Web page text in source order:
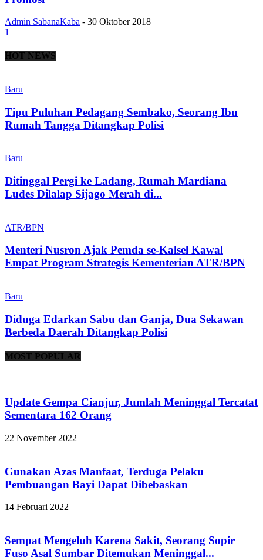
Admin SabanaKaba - 30 Oktober 2018
1
HOT NEWS
Baru
Tipu Puluhan Pedagang Sembako, Seorang Ibu
Rumah Tangga Ditangkap Polisi
Baru
Ditinggal Pergi ke Ladang, Rumah Mardiana
Ludes Dilalap Sijago Merah di...
ATR/BPN
Menteri Nusron Ajak Pemda se-Kalsel Kawal
Empat Program Strategis Kementerian ATR/BPN
Baru
Diduga Edarkan Sabu dan Ganja, Dua Sekawan
Berbeda Daerah Ditangkap Polisi
MOST POPULAR
Update Gempa Cianjur, Jumlah Meninggal Tercatat
Sementara 162 Orang
22 November 2022
Gunakan Azas Manfaat, Terduga Pelaku
Pembuangan Bayi Dapat Dibebaskan
14 Februari 2022
Sempat Mengeluh Karena Sakit, Seorang Sopir
Fuso Asal Sumbar Ditemukan Meninggal...